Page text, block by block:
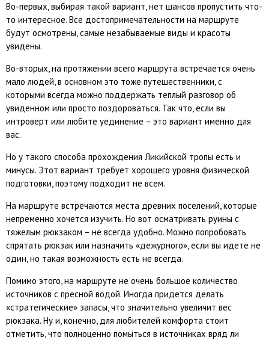
Во-первых, выбирая такой вариант, нет шансов пропустить что-
то интересное. Все достопримечательности на маршруте
будут осмотрены, самые незабываемые виды и красоты
увидены.
Во-вторых, на протяжении всего маршрута встречается очень
мало людей, в основном это тоже путешественники, с
которыми всегда можно поддержать теплый разговор об
увиденном или просто поздороваться. Так что, если вы
интроверт или любите уединение – это вариант именно для
вас.
Но у такого способа прохождения Ликийской тропы есть и
минусы. Этот вариант требует хорошего уровня физической
подготовки, поэтому подходит не всем.
На маршруте встречаются места древних поселений, которые
непременно хочется изучить. Но вот осматривать руины с
тяжелым рюкзаком – не всегда удобно. Можно попробовать
спрятать рюкзак или назначить «дежурного», если вы идете не
один, но такая возможность есть не всегда.
Помимо этого, на маршруте не очень большое количество
источников с пресной водой. Иногда придется делать
«стратегические» запасы, что значительно увеличит вес
рюкзака. Ну и, конечно, для любителей комфорта стоит
отметить, что полноценно помыться в источниках вряд ли